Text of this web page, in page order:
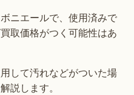
ニエールで、使用済みで
取価格がつく可能性はあ
して汚れなどがついた場
説します。